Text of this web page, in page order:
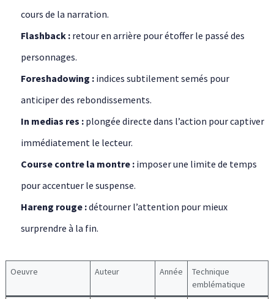
cours de la narration.
Flashback :retour en arrière pour étoffer le passé des
personnages.
Foreshadowing :indices subtilement semés pour
anticiper des rebondissements.
In medias res :plongée directe dans l’action pour captiver
immédiatement le lecteur.
Course contre la montre :imposer une limite de temps
pour accentuer le suspense.
Hareng rouge :détourner l’attention pour mieux
surprendre à la fin.
Oeuvre Auteur Année
Technique
emblématique